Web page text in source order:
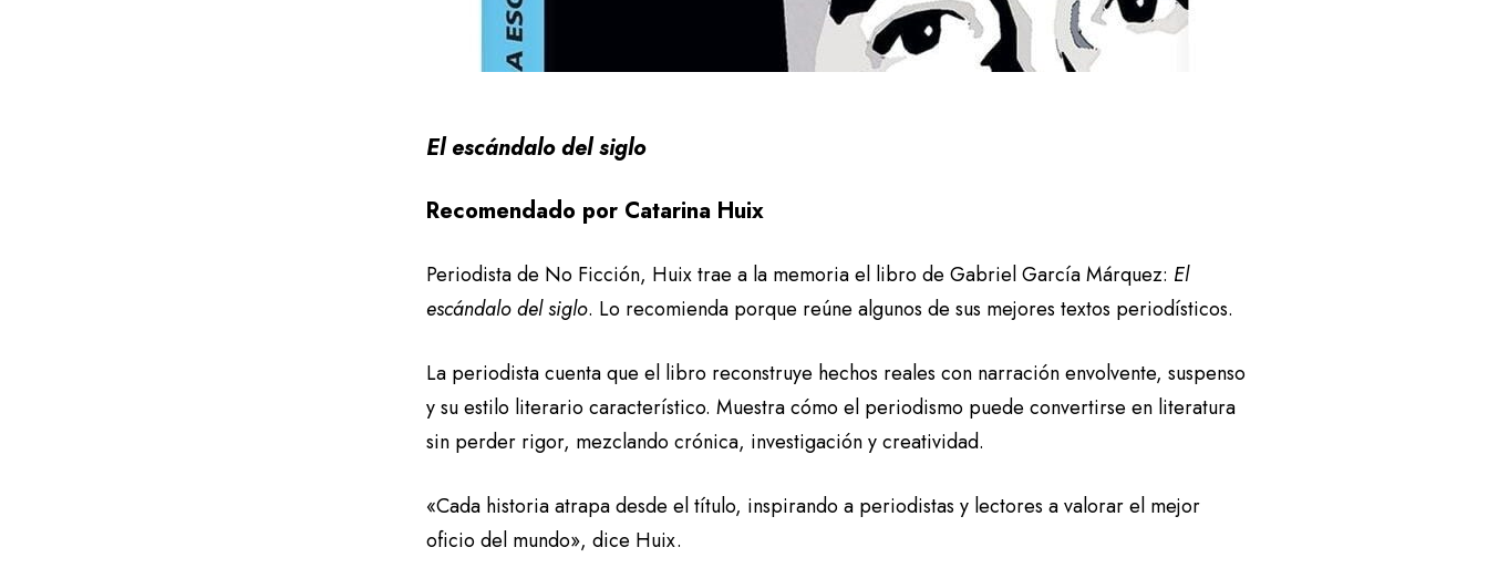
El escándalo del siglo
Recomendado por Catarina Huix
Periodista de No Ficción, Huix trae a la memoria el libro de Gabriel García Márquez: El
escándalo del siglo. Lo recomienda porque reúne algunos de sus mejores textos periodísticos.
La periodista cuenta que el libro reconstruye hechos reales con narración envolvente, suspenso
y su estilo literario característico. Muestra cómo el periodismo puede convertirse en literatura
sin perder rigor, mezclando crónica, investigación y creatividad.
«Cada historia atrapa desde el título, inspirando a periodistas y lectores a valorar el mejor
oficio del mundo», dice Huix.